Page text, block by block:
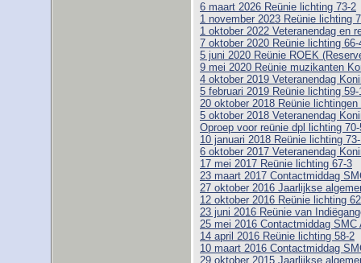
6 maart 2026 Reünie lichting 73-2
1 november 2023 Reünie lichting
1 oktober 2022 Veteranendag en
7 oktober 2020 Reünie lichting 66-
5 juni 2020 Reünie ROEK
9 mei 2020 Reünie muzikanten
4 oktober 2019 Veteranendag
5 februari 2019 Reünie lichting 59-
20 oktober 2018 Reünie
5 oktober 2018 Veteranendag
Oproep voor reünie dpl lichting
10 januari 2018 Reünie lichting
6 oktober 2017 Veteranendag
17 mei 2017 Reünie lichting 67-3
23 maart 2017 Contactmiddag
27 oktober 2016 Jaarlijkse
12 oktober 2016 Reünie lichting
23 juni 2016 Reünie van
25 mei 2016 Contactmiddag
14 april 2016 Reünie lichting 58-2
10 maart 2016 Contactmiddag
29 oktober 2015 Jaarlijkse